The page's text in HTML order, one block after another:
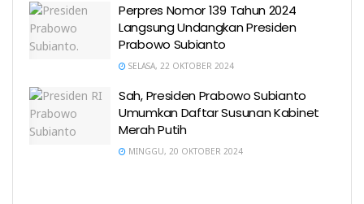
Perpres Nomor 139 Tahun 2024
Langsung Undangkan Presiden
Prabowo Subianto
SELASA, 22 OKTOBER 2024
Sah, Presiden Prabowo Subianto
Umumkan Daftar Susunan Kabinet
Merah Putih
MINGGU, 20 OKTOBER 2024